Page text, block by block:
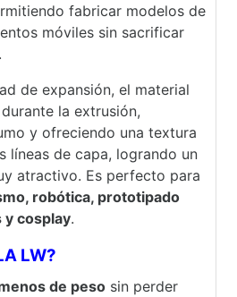
fabricar modelos de
móviles sin sacrificar
de expansión, el material
la extrusión,
y ofreciendo una textura
líneas de capa, logrando un
atractivo. Es perfecto para
robótica, prototipado
y cosplay.
LW?
de peso sin perder